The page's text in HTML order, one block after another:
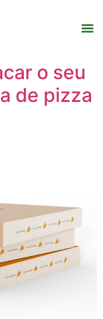
o seu
de pizza